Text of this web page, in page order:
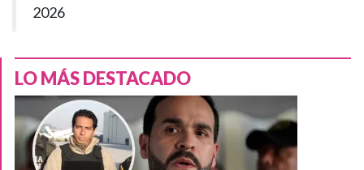
2026
LO MÁS DESTACADO